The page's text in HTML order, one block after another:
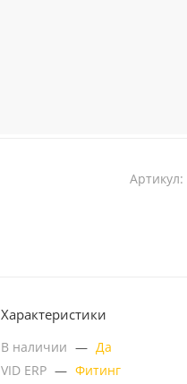
Артикул:
Характеристики
В наличии — Да
VID ERP — Фитинг